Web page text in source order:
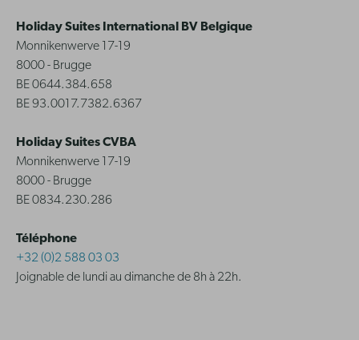
Holiday Suites International BV Belgique
Monnikenwerve 17-19
8000 - Brugge
BE 0644.384.658
BE 93.0017.7382.6367
Holiday Suites CVBA
Monnikenwerve 17-19
8000 - Brugge
BE 0834.230.286
Téléphone
+32 (0)2 588 03 03
Joignable de lundi au dimanche de 8h à 22h.